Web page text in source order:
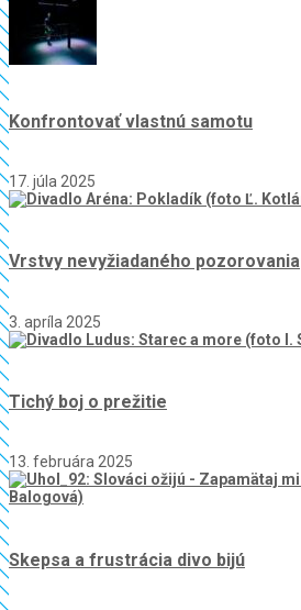
Konfrontovať vlastnú samotu
17. júla 2025
Vrstvy nevyžiadaného pozorovania
3. apríla 2025
Tichý boj o prežitie
13. februára 2025
Skepsa a frustrácia divo bijú